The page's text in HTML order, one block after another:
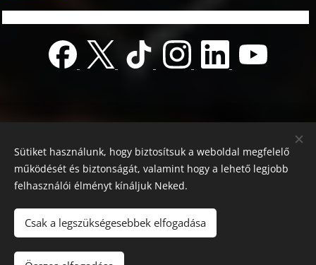
Országos azonosító:
0100/60270/2025/2300092318647
Adószám: 19419028-1-43
Sütiket használunk, hogy biztosítsuk a weboldal megfelelő
működését és biztonságát, valamint hogy a lehető legjobb
felhasználói élményt kínáljuk Neked.
Csak a legszükségesebbek elfogadása